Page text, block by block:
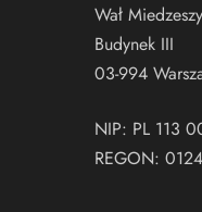
Wał
Budynek III
03-994
NIP: PL 113
REGON: